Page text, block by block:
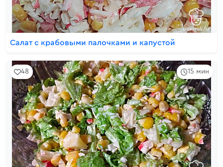
Салат с крабовыми палочками и капустой
15 мин
48